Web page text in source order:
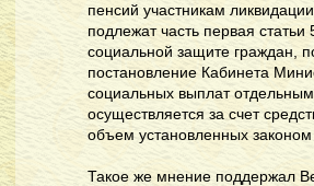
пенсий участникам
подлежат часть первая
социальной защите граждан,
постановление Кабинета
социальных выплат
осуществляется за счет
объем установленных
Такое же мнение поддержал